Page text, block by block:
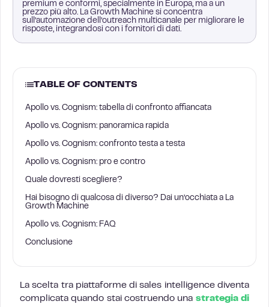
premium e conformi, specialmente in Europa, ma a un
prezzo più alto. La Growth Machine si concentra
sull’automazione dell’outreach multicanale per migliorare le
risposte, integrandosi con i fornitori di dati.
TABLE OF CONTENTS
Apollo vs. Cognism: tabella di confronto affiancata
Apollo vs. Cognism: panoramica rapida
Apollo vs. Cognism: confronto testa a testa
Apollo vs. Cognism: pro e contro
Quale dovresti scegliere?
Hai bisogno di qualcosa di diverso? Dai un’occhiata a La
Growth Machine
Apollo vs. Cognism: FAQ
Conclusione
La scelta tra piattaforme di sales intelligence diventa
complicata quando stai costruendo una strategia di